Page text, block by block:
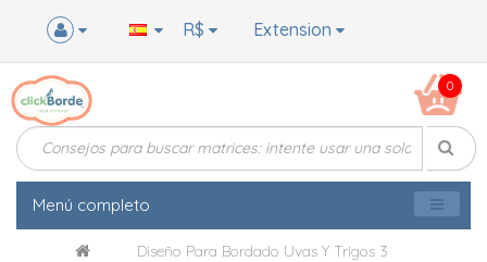
Extension
R$
0
Menú completo
Diseño Para Bordado Uvas Y Trigos 3